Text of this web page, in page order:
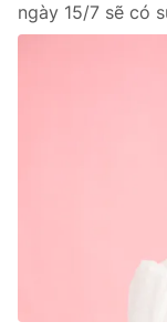
Video
ngày 15/7 sẽ có